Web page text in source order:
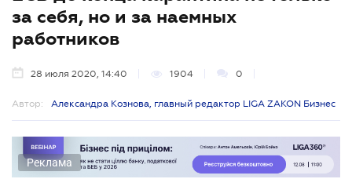
за себя, но и за наемных
работников
28 июля 2020, 14:40 1904 0
Автор: Александра Кознова, главный редактор LIGA ZAKON Бизнес
Реклама